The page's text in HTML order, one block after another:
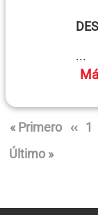
...
Paginación
Primera página
« Primero ‹‹ 1
Última página
Último »